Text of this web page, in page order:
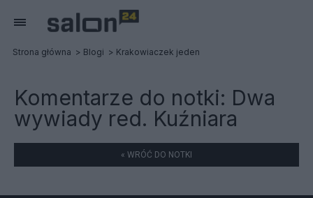
Strona główna Blogi Krakowiaczek jeden
Komentarze do notki: Dwa
wywiady red. Kuźniara
« WRÓĆ DO NOTKI